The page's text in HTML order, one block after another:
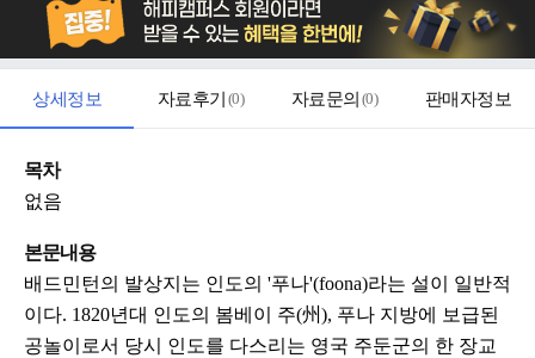
상세정보 자료후기 (0) 자료문의 (0) 판매자정보
목차
없음
본문내용
배드민턴의 발상지는 인도의 '푸나'(foona)라는 설이 일반적
이다. 1820년대 인도의 봄베이 주(州), 푸나 지방에 보급된
공놀이로서 당시 인도를 다스리는 영국 주둔군의 한 장교